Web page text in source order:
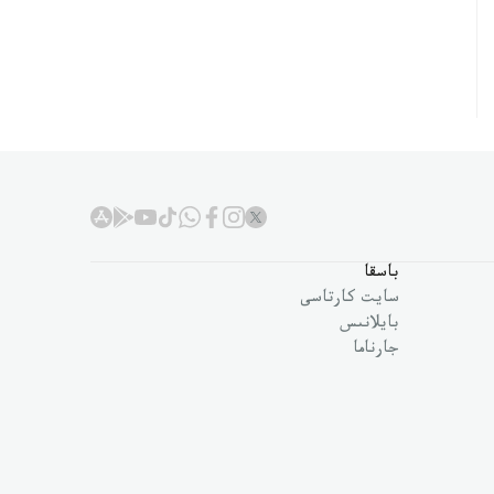
باسقا
سايت كارتاسى
بايلانىس
جارناما